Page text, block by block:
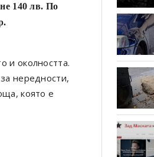
140 лв. По
и околността.
нередности,
която е